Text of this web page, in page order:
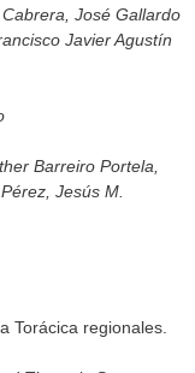
José Gallardo
Javier Agustín
Barreiro Portela,
Jesús M.
Torácica regionales.